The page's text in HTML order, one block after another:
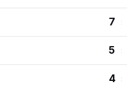
7 :
5 :
4 :